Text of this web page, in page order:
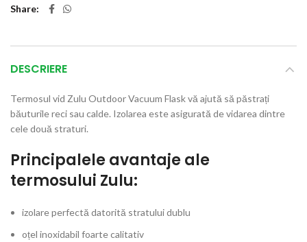
Share
DESCRIERE
Termosul vid Zulu Outdoor Vacuum Flask vă ajută să păstrați
băuturile reci sau calde. Izolarea este asigurată de vidarea dintre
cele două straturi.
Principalele avantaje ale
termosului Zulu:
izolare perfectă datorită stratului dublu
oțel inoxidabil foarte calitativ